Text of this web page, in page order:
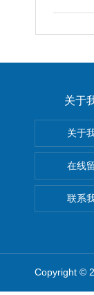
器特
关于
关于
在线
联系
Copyright ©